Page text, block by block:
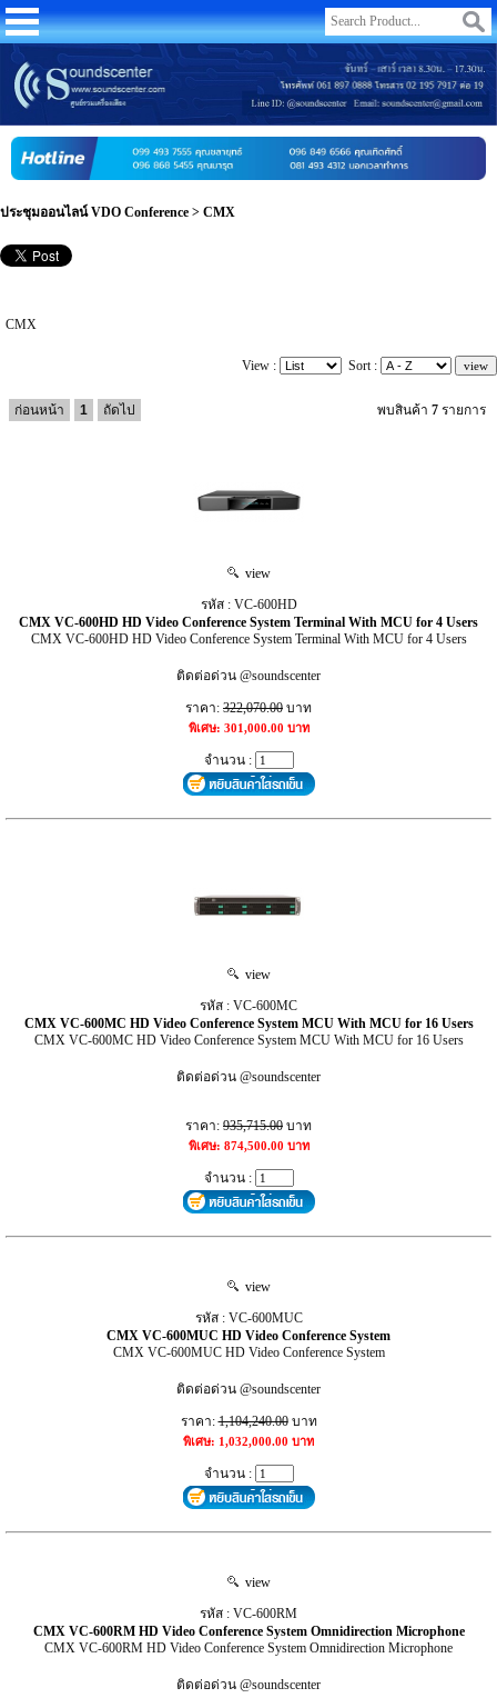
ประชุมออนไลน์ VDO Conference > CMX
CMX
View : Sort :
ก่อนหน้า 1 ถัดไป พบสินค้า 7 รายการ
view
รหัส : VC-600HD
CMX VC-600HD HD Video Conference System Terminal With MCU for 4 Users
CMX VC-600HD HD Video Conference System Terminal With MCU for 4 Users
ติดต่อด่วน @soundscenter
ราคา: 322,070.00 บาท
พิเศษ: 301,000.00 บาท
จำนวน :
view
รหัส : VC-600MC
CMX VC-600MC HD Video Conference System MCU With MCU for 16 Users
CMX VC-600MC HD Video Conference System MCU With MCU for 16 Users
ติดต่อด่วน @soundscenter
ราคา: 935,715.00 บาท
พิเศษ: 874,500.00 บาท
จำนวน :
view
รหัส : VC-600MUC
CMX VC-600MUC HD Video Conference System
CMX VC-600MUC HD Video Conference System
ติดต่อด่วน @soundscenter
ราคา:1,104,240.00บาท
พิเศษ: 1,032,000.00 บาท
จำนวน :
view
รหัส : VC-600RM
CMX VC-600RM HD Video Conference System Omnidirection Microphone
CMX VC-600RM HD Video Conference System Omnidirection Microphone
ติดต่อด่วน @soundscenter